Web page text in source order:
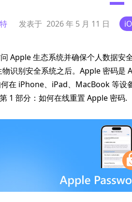
发表于 2026 年 5 月 11 日
Apple 生态系统并确保个人数据安
识别安全系统之后。Apple 密码是
在 iPhone、iPad、MacBook 等设
第 1 部分：如何在线重置 Apple 密码.